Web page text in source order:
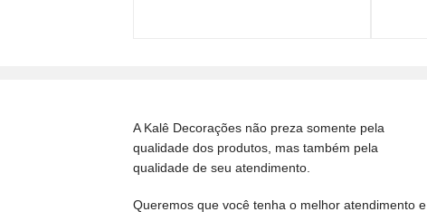
A Kalê Decorações não preza somente pela
qualidade dos produtos, mas também pela
qualidade de seu atendimento.
Queremos que você tenha o melhor atendimento e